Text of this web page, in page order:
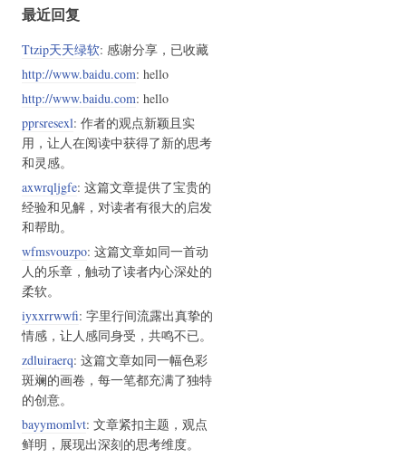
最近回复
Ttzip天天绿软: 感谢分享，已收藏
http://www.baidu.com: hello
http://www.baidu.com: hello
pprsresexl: 作者的观点新颖且实
用，让人在阅读中获得了新的思考
和灵感。
axwrqljgfe: 这篇文章提供了宝贵的
经验和见解，对读者有很大的启发
和帮助。
wfmsvouzpo: 这篇文章如同一首动
人的乐章，触动了读者内心深处的
柔软。
iyxxrrwwfi: 字里行间流露出真挚的
情感，让人感同身受，共鸣不已。
zdluiraerq: 这篇文章如同一幅色彩
斑斓的画卷，每一笔都充满了独特
的创意。
bayymomlvt: 文章紧扣主题，观点
鲜明，展现出深刻的思考维度。